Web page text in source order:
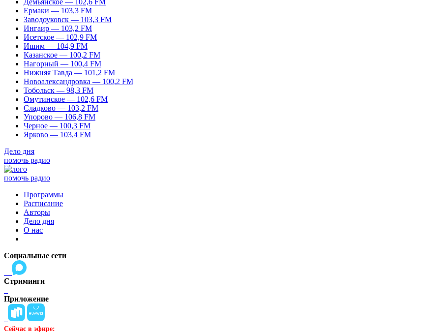
Демьянское — 102,6 FM
Ермаки — 103,3 FM
Заводоуковск — 103,3 FM
Ингаир — 103,2 FM
Исетское — 102,9 FM
Ишим — 104,9 FM
Казанское — 100,2 FM
Нагорный — 100,4 FM
Нижняя Тавда — 101,2 FM
Новоалександровка — 100,2 FM
Тобольск — 98,3 FM
Омутинское — 102,6 FM
Сладково — 103,2 FM
Упорово — 106,8 FM
Черное — 100,3 FM
Ярково — 103,4 FM
Дело дня
помочь радио
помочь радио
Программы
Расписание
Авторы
Дело дня
О нас
Социальные сети
Стриминги
Приложение
Сейчас в эфире: